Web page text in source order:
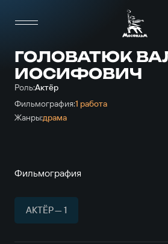
ГОЛОВАТЮК
ИОСИФОВИЧ
Роль:Актёр
Фильмография:1 работа
Жанры:драма
Фильмография
АКТЁР — 1